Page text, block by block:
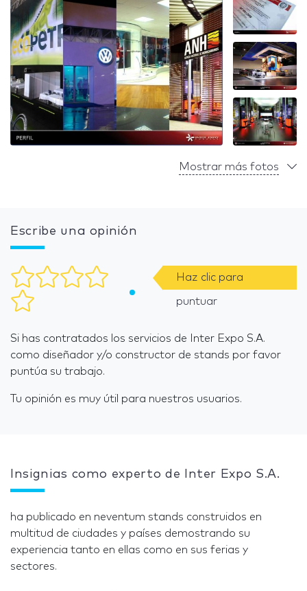
Mostrar más fotos
Escribe una opinión
Haz clic para
puntuar
Si has contratados los servicios de Inter Expo S.A.
como diseñador y/o constructor de stands por favor
puntúa su trabajo.
Tu opinión es muy útil para nuestros usuarios.
Insignias como experto de Inter Expo S.A.
ha publicado en neventum stands construidos en
multitud de ciudades y países demostrando su
experiencia tanto en ellas como en sus ferias y
sectores.